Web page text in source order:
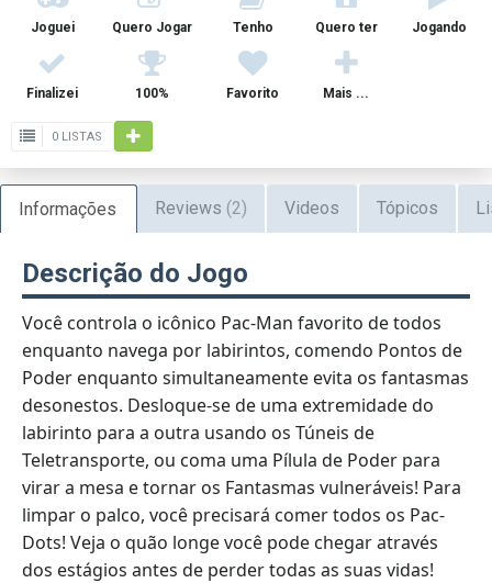
Joguei Quero Jogar Tenho Quero ter Jogando
Finalizei 100% Favorito Mais ...
0 LISTAS
Informações Reviews (2) Videos Tópicos
Descrição do Jogo
Você controla o icônico Pac-Man favorito de todos
enquanto navega por labirintos, comendo Pontos de
Poder enquanto simultaneamente evita os fantasmas
desonestos. Desloque-se de uma extremidade do
labirinto para a outra usando os Túneis de
Teletransporte, ou coma uma Pílula de Poder para
virar a mesa e tornar os Fantasmas vulneráveis! Para
limpar o palco, você precisará comer todos os Pac-
Dots! Veja o quão longe você pode chegar através
dos estágios antes de perder todas as suas vidas!